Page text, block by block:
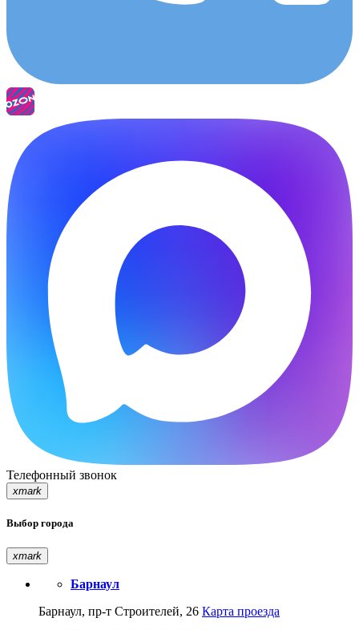
Телефонный звонок
xmark
Выбор города
xmark
Барнаул
Барнаул, пр-т Строителей, 26 Карта проезда